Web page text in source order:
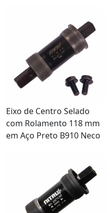
Eixo de Centro Selado
com Rolamento 118 mm
em Aço Preto B910 Neco